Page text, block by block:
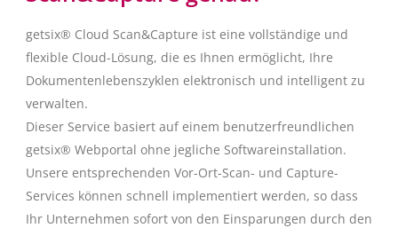
getsix® Cloud Scan&Capture ist eine vollständige und
flexible Cloud-Lösung, die es Ihnen ermöglicht, Ihre
Dokumentenlebenszyklen elektronisch und intelligent zu
verwalten.
Dieser Service basiert auf einem benutzerfreundlichen
getsix® Webportal ohne jegliche Softwareinstallation.
Unsere entsprechenden Vor-Ort-Scan- und Capture-
Services können schnell implementiert werden, so dass
Ihr Unternehmen sofort von den Einsparungen durch den